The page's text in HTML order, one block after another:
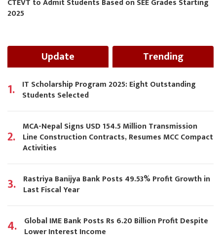
2025
Update Trending
1. IT Scholarship Program 2025: Eight Outstanding
Students Selected
2.
MCA-Nepal Signs USD 154.5 Million Transmission
Line Construction Contracts, Resumes MCC Compact
Activities
3. Rastriya Banijya Bank Posts 49.53% Profit Growth in
Last Fiscal Year
4. Global IME Bank Posts Rs 6.20 Billion Profit Despite
Lower Interest Income